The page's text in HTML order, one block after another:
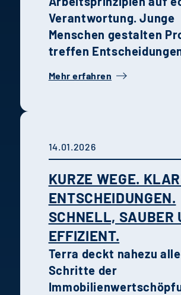
Verantwortung. Junge
Menschen gestalten
treffen
anderswo könnten. Die
Unternehmenskultur
Unternehmen
zusammenwirken.
Mehr erfahren
14.01.2026
KURZE WEGE.
ENTSCHEIDUNGEN.
SCHNELL, SAUBER
EFFIZIENT.
Terra deckt nahezu alle
Schritte der